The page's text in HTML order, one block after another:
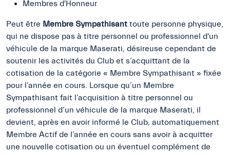
Membres d'Honneur
Peut être Membre Sympathisant toute personne physique,
qui ne dispose pas à titre personnel ou professionnel d'un
véhicule de la marque Maserati, désireuse cependant de
soutenir les activités du Club et s’acquittant de la
cotisation de la catégorie « Membre Sympathisant » fixée
pour l’année en cours. Lorsque qu’un Membre
Sympathisant fait l’acquisition à titre personnel ou
professionnel d’un véhicule de la marque Maserati, il
devient, après en avoir informé le Club, automatiquement
Membre Actif de l’année en cours sans avoir à acquitter
une nouvelle cotisation ou un éventuel complément de